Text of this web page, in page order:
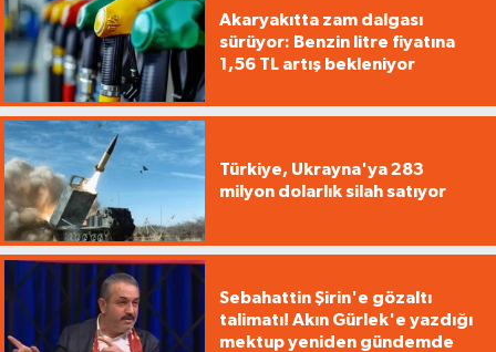
Akaryakıtta zam dalgası
sürüyor: Benzin litre fiyatına
1,56 TL artış bekleniyor
Türkiye, Ukrayna'ya 283
milyon dolarlık silah satıyor
Sebahattin Şirin'e gözaltı
talimatı! Akın Gürlek'e yazdığı
mektup yeniden gündemde